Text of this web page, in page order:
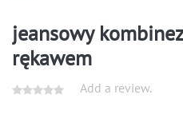
jeansowy
rękawem
Add a review.